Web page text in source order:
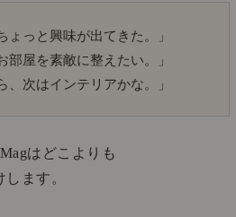
ょっと興味が出てきた。」
部屋を素敵に整えたい。」
、次はインテリアかな。」
はどこよりも
ます。